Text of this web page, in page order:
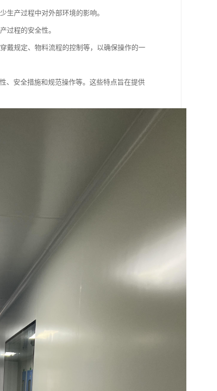
生产过程中对外部环境的影响。
过程的安全性。
戴规定、物料流程的控制等，以确保操作的一
、安全措施和规范操作等。这些特点旨在提供